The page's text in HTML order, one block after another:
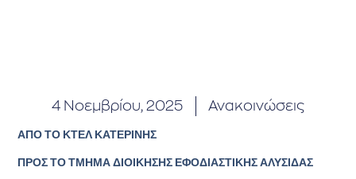
4 Νοεμβρίου, 2025 Ανακοινώσεις
ΑΠΟ ΤΟ ΚΤΕΛ ΚΑΤΕΡΙΝΗΣ
ΠΡΟΣ ΤΟ ΤΜΗΜΑ ΔΙΟΙΚΗΣΗΣ ΕΦΟΔΙΑΣΤΙΚΗΣ ΑΛΥΣΙΔΑΣ